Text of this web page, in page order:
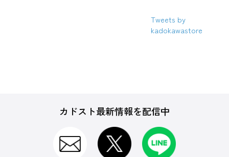
Tweets by
kadokawastore
カドスト最新情報を配信中